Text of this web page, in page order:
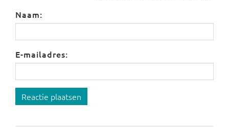
Naam:
E-mailadres:
Reactie plaatsen